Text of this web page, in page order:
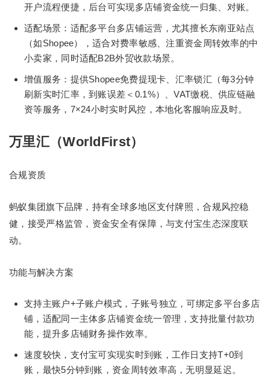
开户流程便捷，后台可实现多店铺资金统一归集、对账。
适配场景：适配多平台多店铺运营，尤其擅长东南亚站点
（如Shopee），适合对费率敏感、注重资金周转效率的中
小卖家，同时适配B2B外贸收款场景。
增值服务：提供Shopee免费提现卡、汇率锁汇（每3分钟
刷新实时汇率，到账误差＜0.1%）、VAT缴税、供应链融
资等服务，7×24小时实时风控，本地化客服响应及时。
万里汇（WorldFirst）
合规资质
蚂蚁集团旗下品牌，持有全球多地区支付牌照，合规风控稳
健，接受严格监管，资金安全有保障，与支付宝生态深度联
动。
功能与解决方案
支持主账户+子账户模式，子账号独立，可绑定多平台多店
铺，适配同一主体多店铺资金统一管理，支持批量付款功
能，提升多店铺财务操作效率。
速度较快，支付宝可实现实时到账，工作日支持T+0到
账，最快5分钟到账，资金周转效率高，无明显延迟。